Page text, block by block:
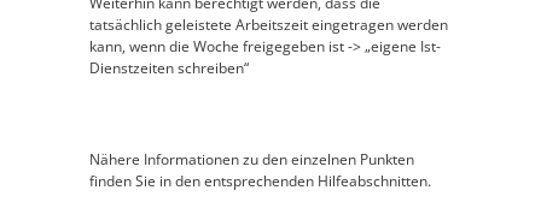
tatsächlich geleistete Arbeitszeit eingetragen werden
kann, wenn die Woche freigegeben ist -> „eigene Ist-
Dienstzeiten schreiben“
Nähere Informationen zu den einzelnen Punkten
finden Sie in den entsprechenden Hilfeabschnitten.